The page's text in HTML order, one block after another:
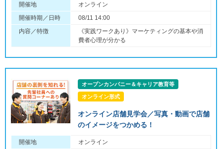
開催地
オンライン
開催時期／日時
08/11 14:00
内容／特徴
《実践ワークあり》マーケティングの基本や消
費者心理が分かる
オープンカンパニー＆キャリア教育等
オンライン形式
オンライン店舗見学会／写真・動画で店舗
のイメージをつかめる！
開催地
オンライン